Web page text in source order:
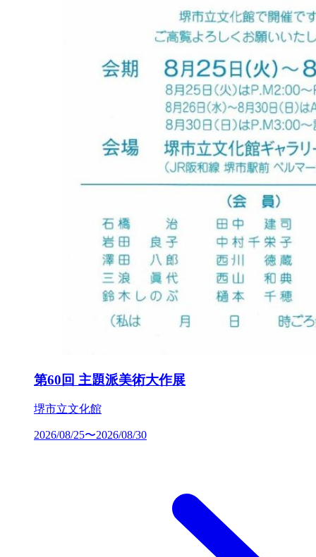
第60回 主題派美術大作展
堺市立文化館
2026/08/25〜2026/08/30